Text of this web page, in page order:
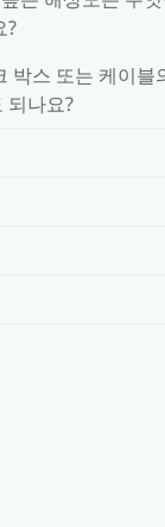
?
박스 또는 케이블
되나요?